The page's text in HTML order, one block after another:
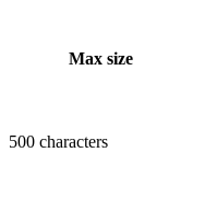
Max size
500 characters